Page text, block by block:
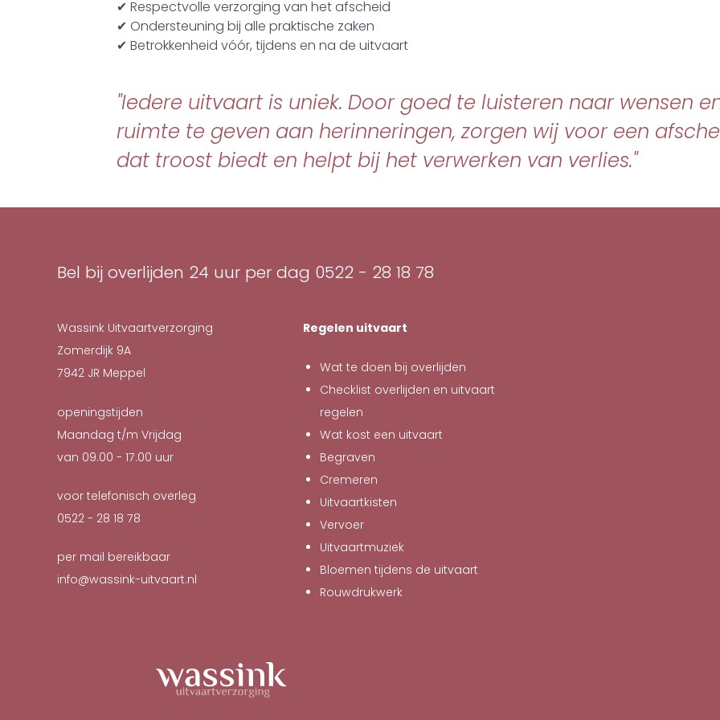
✔ Respectvolle verzorging van het afscheid
✔ Ondersteuning bij alle praktische zaken
✔ Betrokkenheid vóór, tijdens en na de uitvaart
"Iedere uitvaart is uniek. Door goed te luisteren naar wensen
ruimte te geven aan herinneringen, zorgen wij voor een
dat troost biedt en helpt bij het verwerken van verlies."
Bel bij overlijden 24 uur per dag 0522 - 28 18 78
Wassink Uitvaartverzorging
Zomerdijk 9A
7942 JR Meppel
openingstijden
Maandag t/m Vrijdag
van 09.00 - 17.00 uur
voor telefonisch overleg
0522 - 28 18 78
per mail bereikbaar
info@wassink-uitvaart.nl
Regelen uitvaart
Wat te doen bij overlijden
Checklist overlijden en uitvaart
regelen
Wat kost een uitvaart
Begraven
Cremeren
Uitvaartkisten
Vervoer
Uitvaartmuziek
Bloemen tijdens de uitvaart
Rouwdrukwerk